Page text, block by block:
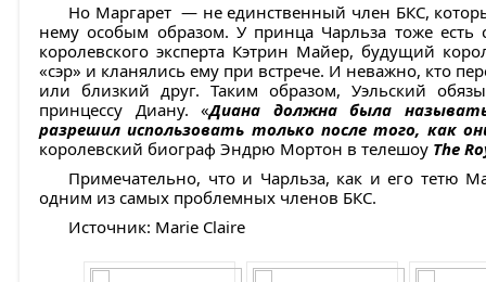
Но Маргарет — не единственный член БКС,
нему особым образом. У принца Чарльза тоже есть
королевского эксперта Кэтрин Майер, будущий
«сэр» и кланялись ему при встрече. И неважно, кто
или близкий друг. Таким образом, Уэльский
принцессу Диану. «Диана должна была
разрешил использовать только после того, как
королевский биограф Эндрю Мортон в телешоу The
Примечательно, что и Чарльза, как и его тетю
одним из самых проблемных членов БКС.
Источник: Marie Claire